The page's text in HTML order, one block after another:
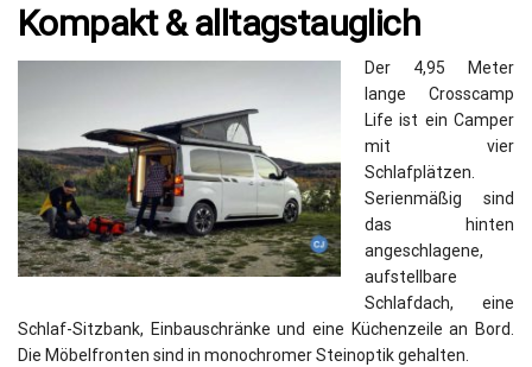
Kompakt & alltagstauglich
Der 4,95 Meter
lange Crosscamp
Life ist ein Camper
mit vier
Schlafplätzen.
Serienmäßig sind
das hinten
angeschlagene,
aufstellbare
Schlafdach, eine
Schlaf-Sitzbank, Einbauschränke und eine Küchenzeile an Bord.
Die Möbelfronten sind in monochromer Steinoptik gehalten.